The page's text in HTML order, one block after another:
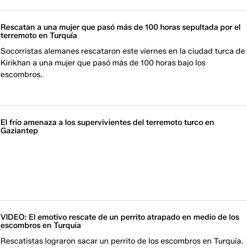
Rescatan a una mujer que pasó más de 100 horas sepultada por el
terremoto en Turquía
Socorristas alemanes rescataron este viernes en la ciudad turca de
Kirikhan a una mujer que pasó más de 100 horas bajo los
escombros.
El frío amenaza a los supervivientes del terremoto turco en
Gaziantep
VIDEO: El emotivo rescate de un perrito atrapado en medio de los
escombros en Turquía
Rescatistas lograron sacar un perrito de los escombros en Turquía.